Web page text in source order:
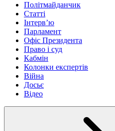
Політмайданчик
Статті
Інтервʼю
Парламент
Офіс Президента
Право і суд
Кабмін
Колонки експертів
Війна
Досьє
Відео